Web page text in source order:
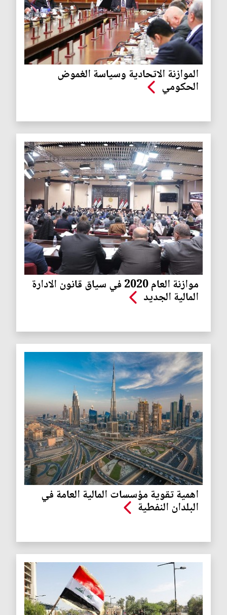
الموازنة الاتحادية وسياسة الغموض
الحكومي
موازنة العام 2020 في سياق قانون الادارة
المالية الجديد
اهمية تقوية مؤسسات المالية العامة في
البلدان النفطية